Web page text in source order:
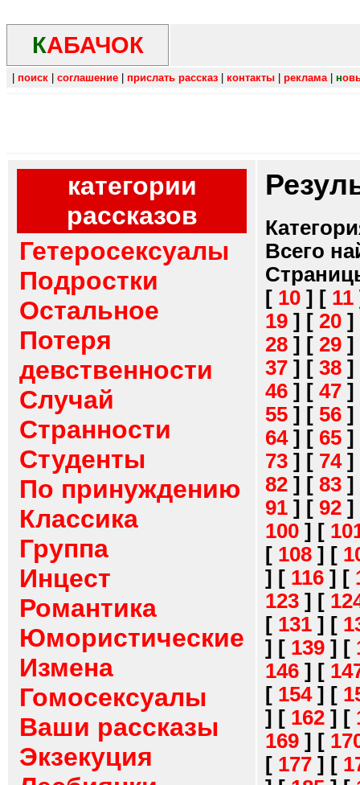
КАБАЧОК
поиск соглашение прислать рассказ контакты реклама| н
категории
рассказов
Гетеросексуалы
Подростки
Остальное
Потеря
девственности
Случай
Странности
Студенты
По принуждению
Классика
Группа
Инцест
Романтика
Юмористические
Измена
Гомосексуалы
Ваши рассказы
Экзекуция
Всего
[ 10 ] [ 11
19 ] [ 20 ]
28 ] [ 29 ]
37 ] [ 38 ]
46 ] [ 47 ]
55 ] [ 56 ]
64] [ 65 ]
73 ] [ 74]
82 ] [ 83 ]
91 ] [ 92 ]
100 ] [
[ 108 ] [
] [ 116 ] [
123 ] [
[ 131 ] [
] [ 139 ] [
146 ] [
[ 154] [
] [ 162 ] [
169 ] [
[ 177 ] [